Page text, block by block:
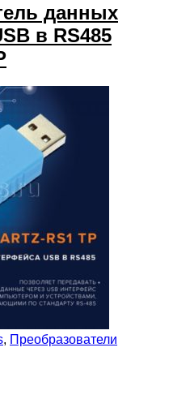
данных
в RS485
, Преобразователи